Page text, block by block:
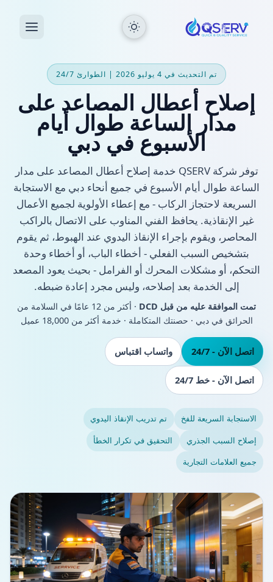
تم التحديث في 4 يوليو 2026 | الطوارئ 24/7
إصلاح أعطال المصاعد على
مدار الساعة طوال أيام
الأسبوع في دبي
توفر شركة QSERV خدمة إصلاح أعطال المصاعد على مدار
الساعة طوال أيام الأسبوع في جميع أنحاء دبي مع الاستجابة
السريعة لاحتجاز الركاب - مع إعطاء الأولوية لجميع الأعمال
غير الإنقاذية. يحافظ الفني المناوب على الاتصال بالراكب
المحاصر، ويقوم بإجراء الإنقاذ اليدوي عند الهبوط، ثم يقوم
بتشخيص السبب الفعلي - أخطاء الباب، أو أخطاء وحدة
التحكم، أو مشكلات المحرك أو الفرامل - بحيث يعود المصعد
إلى الخدمة بعد إصلاحه، وليس مجرد إعادة ضبطه.
تمت الموافقة عليه من قبل DCD
· أكثر من 12 عامًا في السلامة من
الحرائق في دبي · حصنتك المتكاملة · خدمة أكثر من 18,000 عميل
اتصل الآن - 24/7 واتساب اقتباس
اتصل الآن - خط 24/7
الاستجابة السريعة للفخ
تم تدريب الإنقاذ اليدوي
إصلاح السبب الجذري
التحقيق في تكرار الخطأ
جميع العلامات التجارية